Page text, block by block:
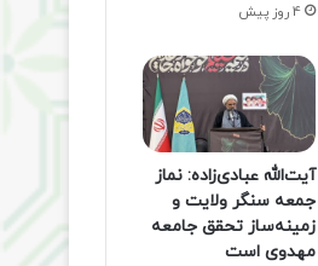
4 روز پیش
آیت‌الله عبادی‌زاده: نماز
جمعه سنگر ولایت و
زمینه‌ساز تحقق جامعه
مهدوی است